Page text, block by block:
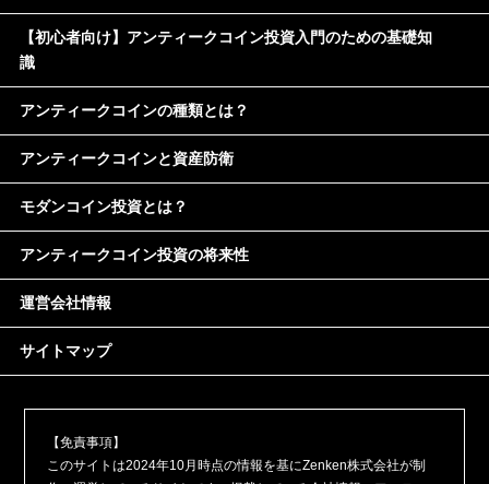
【初心者向け】アンティークコイン投資入門のための基礎知
識
アンティークコインの種類とは？
アンティークコインと資産防衛
モダンコイン投資とは？
アンティークコイン投資の将来性
運営会社情報
サイトマップ
【免責事項】
このサイトは2024年10月時点の情報を基にZenken株式会社が制